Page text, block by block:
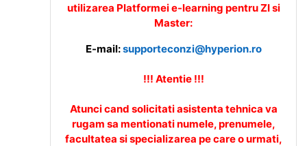
utilizarea Platformei e-learning pentru ZI si
Master:
E-mail:supporteconzi@hyperion.ro
!!! Atentie !!!
Atunci cand solicitati asistenta tehnica va
rugam sa mentionati numele, prenumele,
facultatea si specializarea pe care o urmati,